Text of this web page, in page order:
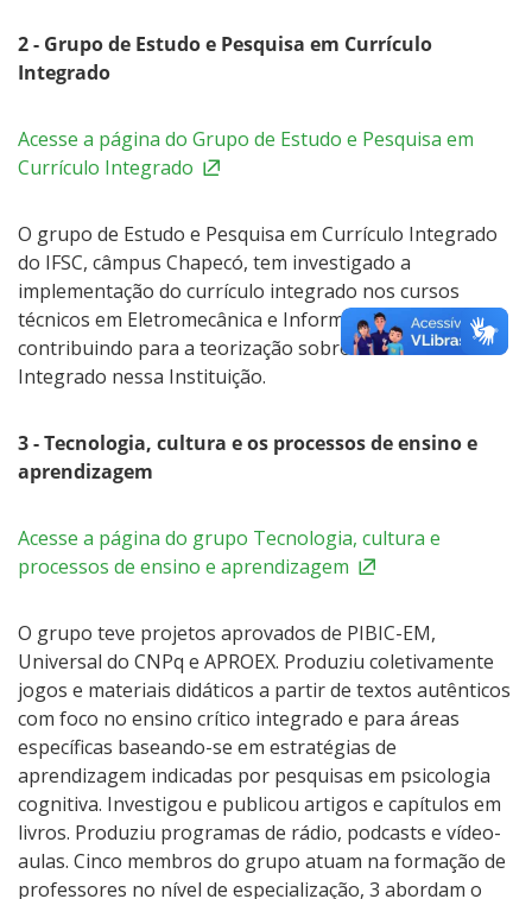
2 - Grupo de Estudo e Pesquisa em Currículo
Integrado
Acesse a página do Grupo de Estudo e Pesquisa em
Currículo Integrado
O grupo de Estudo e Pesquisa em Currículo Integrado
do IFSC, câmpus Chapecó, tem investigado a
implementação do currículo integrado nos cursos
técnicos em Eletromecânica e Informática do câmpus,
contribuindo para a teorização sobre o Ensino Médio
Integrado nessa Instituição.
3 - Tecnologia, cultura e os processos de ensino e
aprendizagem
Acesse a página do grupo Tecnologia, cultura e
processos de ensino e aprendizagem
O grupo teve projetos aprovados de PIBIC-EM,
Universal do CNPq e APROEX. Produziu coletivamente
jogos e materiais didáticos a partir de textos autênticos
com foco no ensino crítico integrado e para áreas
específicas baseando-se em estratégias de
aprendizagem indicadas por pesquisas em psicologia
cognitiva. Investigou e publicou artigos e capítulos em
livros. Produziu programas de rádio, podcasts e vídeo-
aulas. Cinco membros do grupo atuam na formação de
professores no nível de especialização, 3 abordam o